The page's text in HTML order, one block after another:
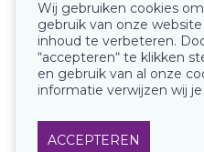
Onze
Wij gebruiken cookies
gebruik van onze
inhoud te verbeteren.
“accepteren“ te klikken
en gebruik van al onze
informatie verwijzen wij
ACCEPTEREN